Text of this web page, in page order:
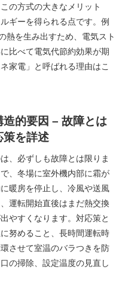
の方式の大きなメリット
ギーを得られる点です。例
熱を生み出すため、電気スト
比べて電気代節約効果が期
家電」と呼ばれる理由はこ
的要因 – 故障とは
策を詳述
、必ずしも故障とは限りま
、冬場に室外機内部に霜が
暖房を停止し、冷風や送風
運転開始直後はまだ熱交換
やすくなります。対応策と
努めること、長時間運転時
させて室温のバラつきを防
の掃除、設定温度の見直し